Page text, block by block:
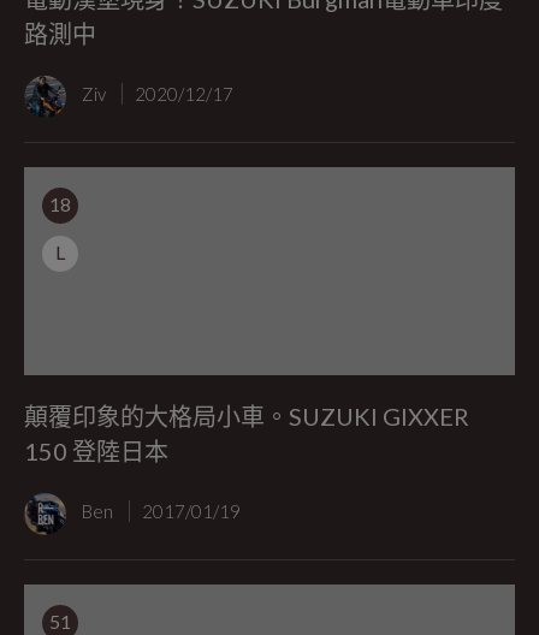
路測中
Ziv 2020/12/17
18
L
顛覆印象的大格局小車。SUZUKI GIXXER
150 登陸日本
Ben 2017/01/19
51